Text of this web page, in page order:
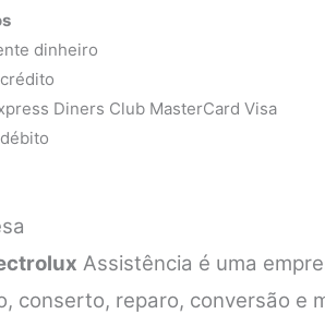
dinheiro
Diners Club MasterCard Visa
Assistência é uma
conserto, reparo, conversão e